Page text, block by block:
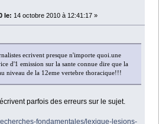
le: 14 octobre 2010 à 12:41:17 »
ecrivent presque n'importe quoi.une
d'1 emission sur la sante connue dire que la
niveau de la 12eme vertebre thoracique!!!
parfois des erreurs sur le sujet.
fondamentales/lexique-lesions-